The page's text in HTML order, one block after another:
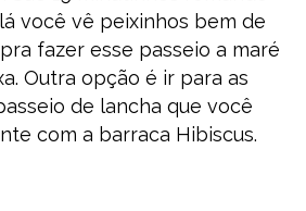
você vê peixinhos bem de
fazer esse passeio a maré
Outra opção é ir para as
de lancha que você
com a barraca Hibiscus.